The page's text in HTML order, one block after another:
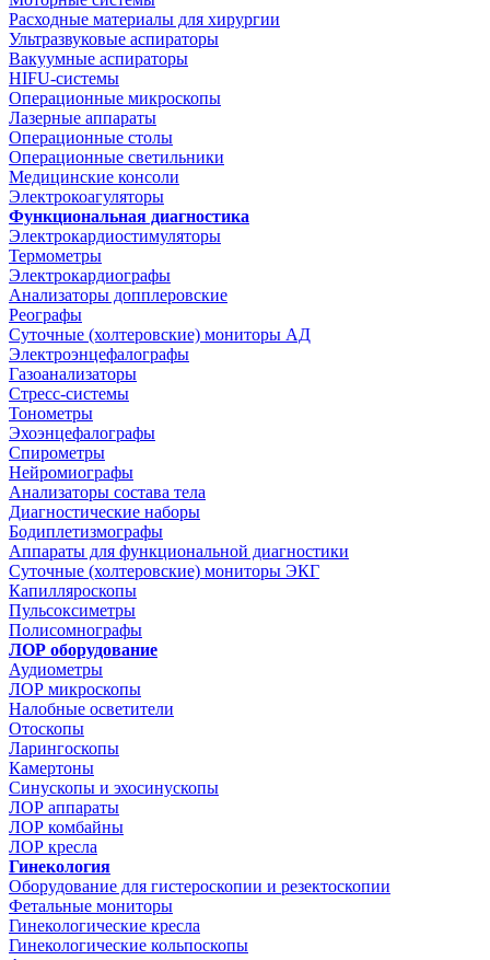
Расходные материалы для хирургии
Ультразвуковые аспираторы
Вакуумные аспираторы
HIFU-системы
Операционные микроскопы
Лазерные аппараты
Операционные столы
Операционные светильники
Медицинские консоли
Электрокоагуляторы
Функциональная диагностика
Электрокардиостимуляторы
Термометры
Электрокардиографы
Анализаторы допплеровские
Реографы
Суточные (холтеровские) мониторы АД
Электроэнцефалографы
Газоанализаторы
Стресс-системы
Тонометры
Эхоэнцефалографы
Спирометры
Нейромиографы
Анализаторы состава тела
Диагностические наборы
Бодиплетизмографы
Аппараты для функциональной диагностики
Суточные (холтеровские) мониторы ЭКГ
Капилляроскопы
Пульсоксиметры
Полисомнографы
ЛОР оборудование
Аудиометры
ЛОР микроскопы
Налобные осветители
Отоскопы
Ларингоскопы
Камертоны
Синускопы и эхосинускопы
ЛОР аппараты
ЛОР комбайны
ЛОР кресла
Гинекология
Оборудование для гистероскопии и резектоскопии
Фетальные мониторы
Гинекологические кресла
Гинекологические кольпоскопы